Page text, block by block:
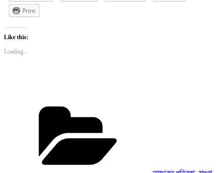
Print
Like this:
Loading...